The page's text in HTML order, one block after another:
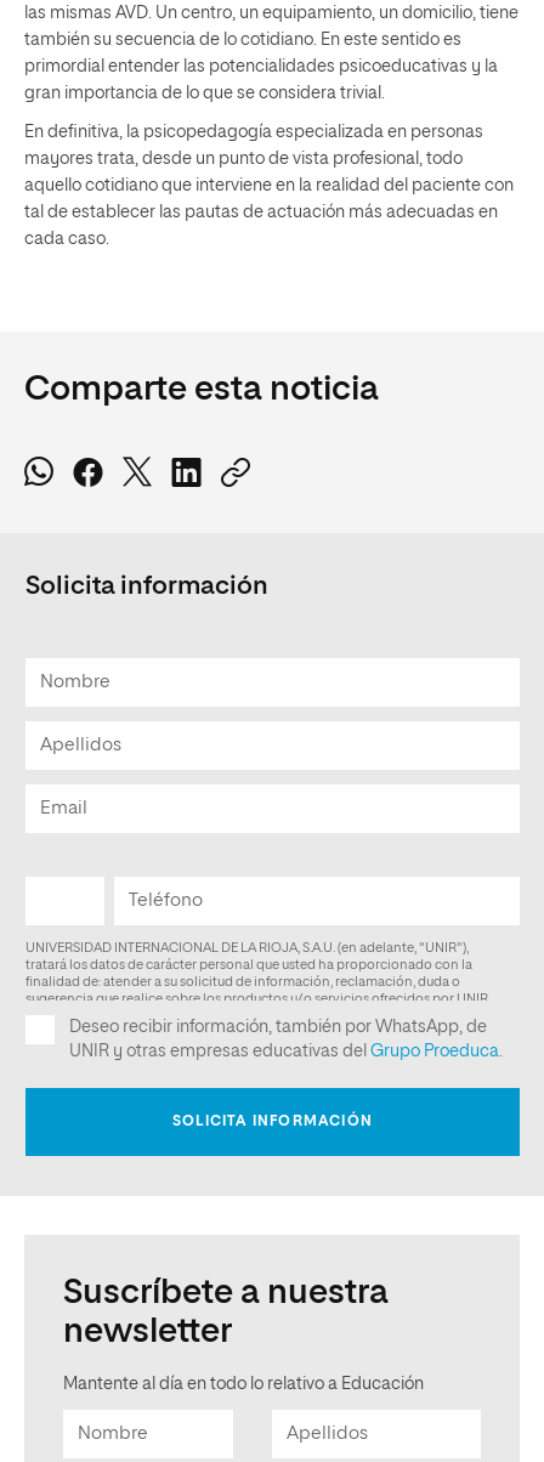
las mismas AVD. Un centro, un equipamiento, un domicilio, tiene
también su secuencia de lo cotidiano. En este sentido es
primordial entender las potencialidades psicoeducativas y la
gran importancia de lo que se considera trivial.
En definitiva, la psicopedagogía especializada en personas
mayores trata, desde un punto de vista profesional, todo
aquello cotidiano que interviene en la realidad del paciente con
tal de establecer las pautas de actuación más adecuadas en
cada caso.
Comparte esta noticia
Solicita información
Suscríbete a nuestra
newsletter
Mantente al día en todo lo relativo a Educación